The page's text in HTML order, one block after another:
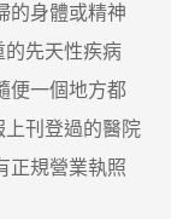
的身體或精神
的先天性疾病
便一個地方都
上刊登過的醫院
正規營業執照